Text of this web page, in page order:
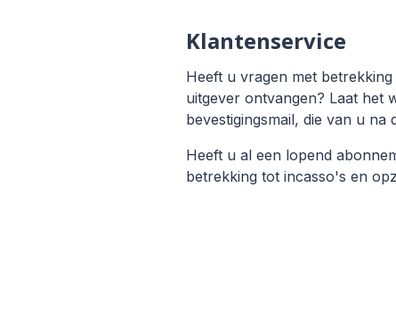
Klantenservice
Heeft u vragen met
uitgever ontvangen? Laat het
bevestigingsmail, die van u na
Heeft u al een lopend
betrekking tot incasso's en